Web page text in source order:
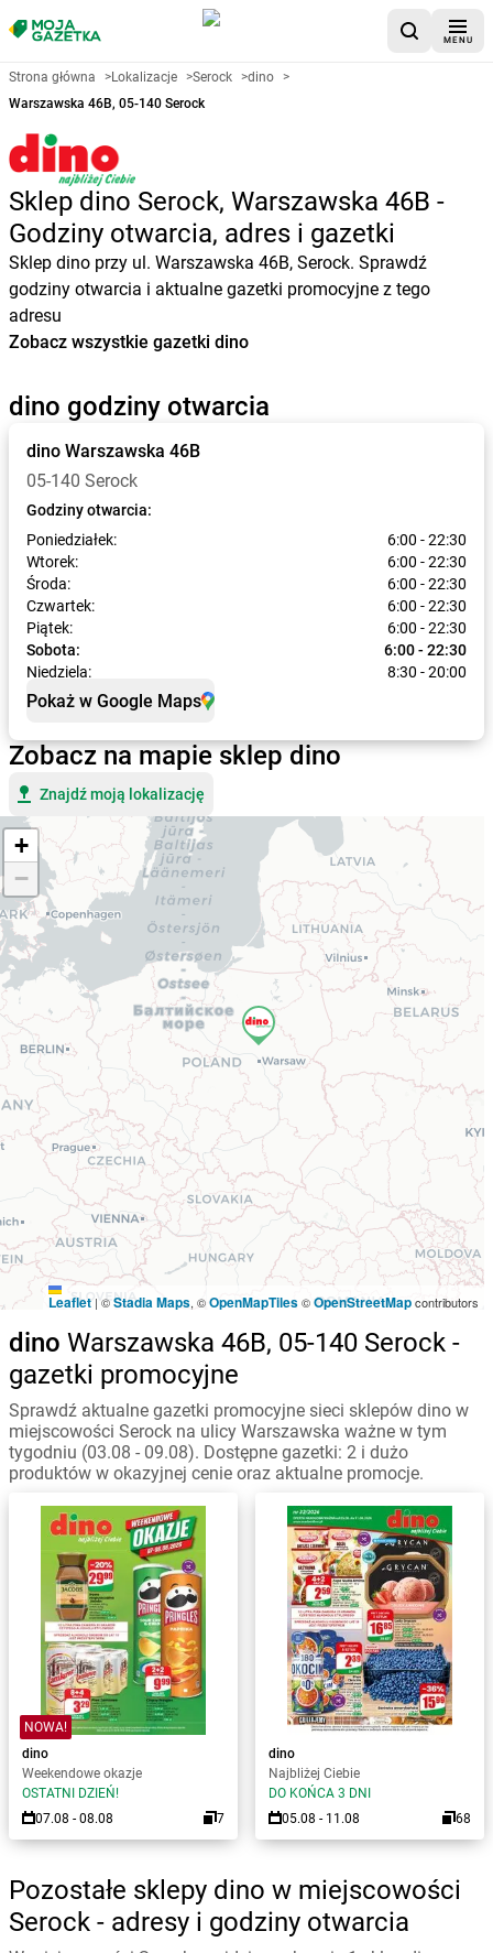
MENU
Strona główna >Lokalizacje >Serock >dino >
Warszawska 46B, 05-140 Serock
Sklep dino Serock, Warszawska 46B -
Godziny otwarcia, adres i gazetki
Sklep dino przy ul. Warszawska 46B, Serock. Sprawdź
godziny otwarcia i aktualne gazetki promocyjne z tego
adresu
Zobacz wszystkie gazetki dino
dino godziny otwarcia
dino Warszawska 46B
05-140 Serock
Godziny otwarcia:
Poniedziałek:
6:00 - 22:30
Wtorek:
6:00 - 22:30
Środa:
6:00 - 22:30
Czwartek:
6:00 - 22:30
Piątek:
6:00 - 22:30
Sobota:
6:00 - 22:30
Niedziela:
8:30 - 20:00
Pokaż w Google Maps
Zobacz na mapie sklep dino
Znajdź moją lokalizację
+
−
Leaflet |©Stadia Maps, ©OpenMapTiles©OpenStreetMapcontributors
dino Warszawska 46B, 05-140 Serock -
gazetki promocyjne
Sprawdź aktualne gazetki promocyjne sieci sklepów dino w
miejscowości Serock na ulicy Warszawska ważne w tym
tygodniu (03.08 - 09.08). Dostępne gazetki: 2 i dużo
produktów w okazyjnej cenie oraz aktualne promocje.
NOWA!
dino
Weekendowe okazje
OSTATNI DZIEŃ!
07.08 - 08.08
7
dino
Najbliżej Ciebie
DO KOŃCA 3 DNI
05.08 - 11.08
68
Pozostałe sklepy dino w miejscowości
Serock - adresy i godziny otwarcia